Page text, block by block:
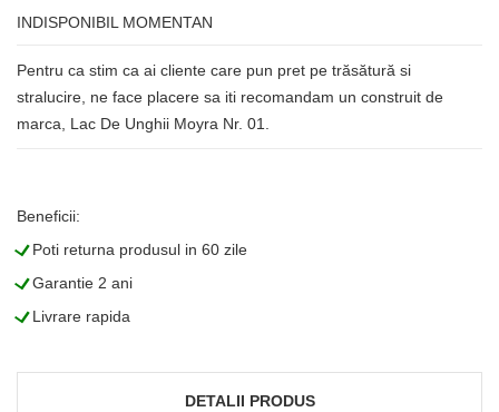
INDISPONIBIL MOMENTAN
Pentru ca stim ca ai cliente care pun pret pe trăsătură si
stralucire, ne face placere sa iti recomandam un construit de
marca, Lac De Unghii Moyra Nr. 01.
Beneficii:
LPoti returna produsul in 60 zile
LGarantie 2 ani
LLivrare rapida
DETALII PRODUS